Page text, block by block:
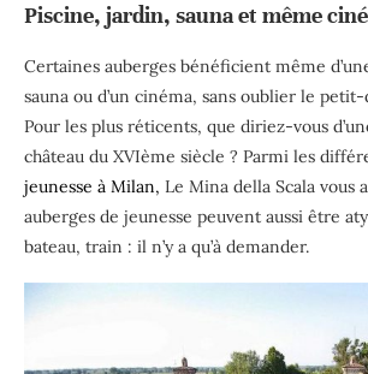
Piscine, jardin, sauna et même
Certaines auberges bénéficient même
sauna ou d’un cinéma, sans oublier le
Pour les plus réticents, que diriez-vous
château du XVIème siècle ? Parmi les
jeunesse à Milan, Le Mina della Scala vous
auberges de jeunesse peuvent aussi être
bateau, train : il n’y a qu’à demander.